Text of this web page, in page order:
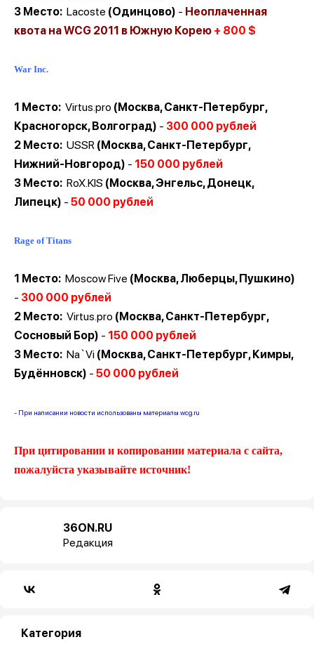
3 Место: Lacoste (Одинцово) - Неоплаченная
квота наWCG 2011 в Южную Корею + 800 $
War Inc.
1 Место: Virtus.pro (Москва,Санкт-Петербург,
Красногорск, Волгоград) - 300 000 рублей
2 Место: USSR (Москва, Санкт-Петербург,
Нижний-Новгород) - 150 000 рублей
3 Место: RoX.KIS (Москва, Энгельс, Донецк,
Липецк) - 50 000 рублей
Rage of Titans
1 Место: Moscow Five (Москва,Люберцы, Пушкино)
- 300 000 рублей
2 Место: Virtus.pro (Москва, Санкт-Петербург,
Сосновый Бор) - 150 000 рублей
3 Место: Na`Vi (Москва, Санкт-Петербург, Кимры,
Будённовск) - 50 000 рублей
- При написании новости использованы материалы wcg.ru
При цитировании и копировании материала с сайта,
пожалуйста указывайте источник!
36ON.RU
Редакция
Категория